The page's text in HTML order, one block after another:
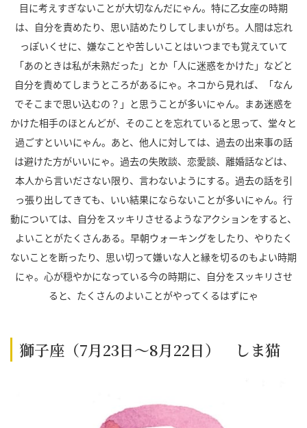
目に考えすぎないことが大切なんだにゃん。特に乙女座の時期
は、自分を責めたり、思い詰めたりしてしまいがち。人間は忘れ
っぽいくせに、嫌なことや苦しいことはいつまでも覚えていて
「あのときは私が未熟だった」とか「人に迷惑をかけた」などと
自分を責めてしまうところがあるにゃ。ネコから見れば、「なん
でそこまで思い込むの？」と思うことが多いにゃん。まあ迷惑を
かけた相手のほとんどが、そのことを忘れていると思って、堂々と
過ごすといいにゃん。あと、他人に対しては、過去の出来事の話
は避けた方がいいにゃ。過去の失敗談、恋愛談、離婚話などは、
本人から言いださない限り、言わないようにする。過去の話を引
っ張り出してきても、いい結果にならないことが多いにゃん。行
動については、自分をスッキリさせるようなアクションをすると、
よいことがたくさんある。早朝ウォーキングをしたり、やりたく
ないことを断ったり、思い切って嫌いな人と縁を切るのもよい時期
にゃ。心が穏やかになっている今の時期に、自分をスッキリさせ
ると、たくさんのよいことがやってくるはずにゃ
獅子座（7月23日～8月22日） しま猫